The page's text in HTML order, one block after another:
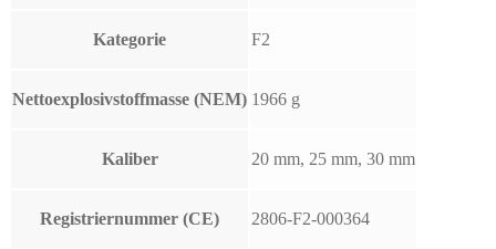
Kategorie F2
Nettoexplosivstoffmasse (NEM) 1966 g
Kaliber 20 mm, 25 mm, 30 mm
Registriernummer (CE) 2806-F2-000364